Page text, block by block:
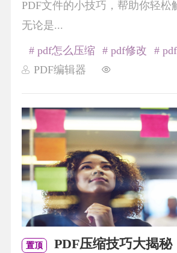
PDF文件的小技巧，帮助你轻松
无论是...
PDF编辑器
# pdf怎么压缩 # pdf修改 #
置顶
PDF压缩技巧大揭秘